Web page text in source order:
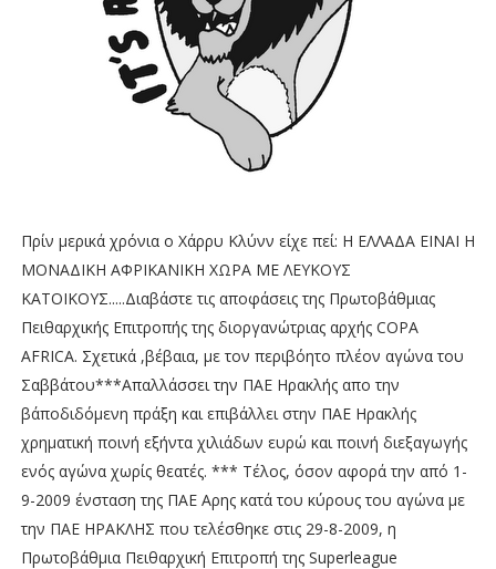
Πρίν μερικά χρόνια ο Χάρρυ Κλύνν είχε πεί: Η ΕΛΛΑΔΑ ΕΙΝΑΙ Η
ΜΟΝΑΔΙΚΗ ΑΦΡΙΚΑΝΙΚΗ ΧΩΡΑ ΜΕ ΛΕΥΚΟΥΣ
ΚΑΤΟΙΚΟΥΣ.....Διαβάστε τις αποφάσεις της Πρωτοβάθμιας
Πειθαρχικής Επιτροπής της διοργανώτριας αρχής COPA
AFRICA. Σχετικά ,βέβαια, με τον περιβόητο πλέον αγώνα του
Σαββάτου***Απαλλάσσει την ΠΑΕ Ηρακλής απο την
β΄αποδιδόμενη πράξη και επιβάλλει στην ΠΑΕ Ηρακλής
χρηματική ποινή εξήντα χιλιάδων ευρώ και ποινή διεξαγωγής
ενός αγώνα χωρίς θεατές. *** Τέλος, όσον αφορά την από 1-
9-2009 ένσταση της ΠΑΕ Αρης κατά του κύρους του αγώνα με
την ΠΑΕ ΗΡΑΚΛΗΣ που τελέσθηκε στις 29-8-2009, η
Πρωτοβάθμια Πειθαρχική Επιτροπή της Superleague